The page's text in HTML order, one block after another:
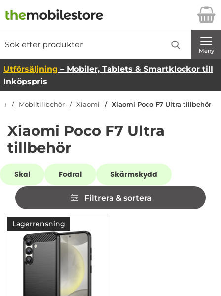
Startsidan för Danira Telecom AB
Meny
Utförsäljning – Mobiler, Tablets & Smartklockor till
Inköpspris
Mobiltillbehör Xiaomi Xiaomi Poco F7 Ultra tillbehör
Xiaomi Poco F7 Ultra
tillbehör
Underkategorier
Skal Fodral Skärmskydd
Hoppa
över
filtersektionen
Filtrera & sortera
Filtrera & sortera
produktlista
Lagerrensning